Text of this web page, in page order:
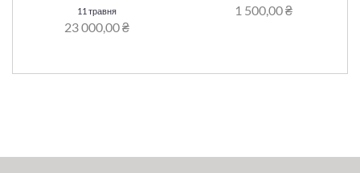
11 травня
23 000,00 ₴
1 500,00 ₴